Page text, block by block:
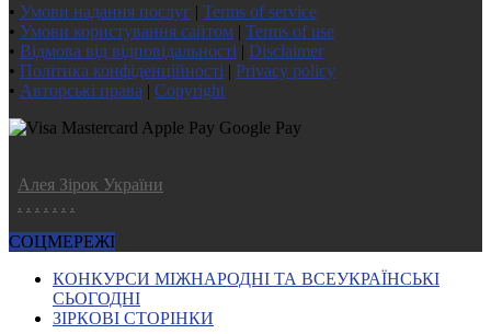
• Умови надання послуг | Terms of service
• Умови користування сайтом | Terms of use
• Відмова від відповідальності | Disclaimer
• Політика конфіденційності | Privacy policy
• Авторські права | Copyright
Алея Зірок України
. . . . . . .
СОЦМЕРЕЖІ
КОНКУРСИ МІЖНАРОДНІ ТА ВСЕУКРАЇНСЬКІ
СЬОГОДНІ
ЗІРКОВІ СТОРІНКИ